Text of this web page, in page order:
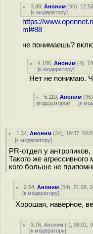
3.89 ,Аноним (96),
[к модератору]
https://
ml#88
не понимаешь?
4.106 ,Аноним (4),
[к модератору]
Нет не понимаю.
5.110 ,Аноним (96
модератором [к
1.34 ,Аноним (34), 19:37, 08/
[к модератору]
PR-отдел у
Такого же агрессивного
кого больше не
2.54 ,Аноним (54), 21:09,
[к модератору]
Хорошая, наверное,
3.76 ,Аноним (-), 08:01,
[к модератору]